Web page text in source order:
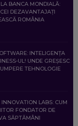
BANCA MONDIALĂ:
DEZAVANTAJAȚI
ROMÂNIA
INTELIGENȚA
UL! UNDE GREȘESC
TEHNOLOGIE
LABS: CUM
FONDATOR DE
SĂPTĂMÂNI